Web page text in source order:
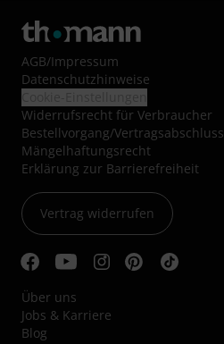
AGB/Impressum
Datenschutzhinweise
Widerrufsrecht für Verbraucher
Bestellvorgang/Vertragsabschluss
Mängelhaftungsrecht
Erklärung zur Barrierefreiheit
Vertrag widerrufen
Über uns
Jobs & Karriere
Blog